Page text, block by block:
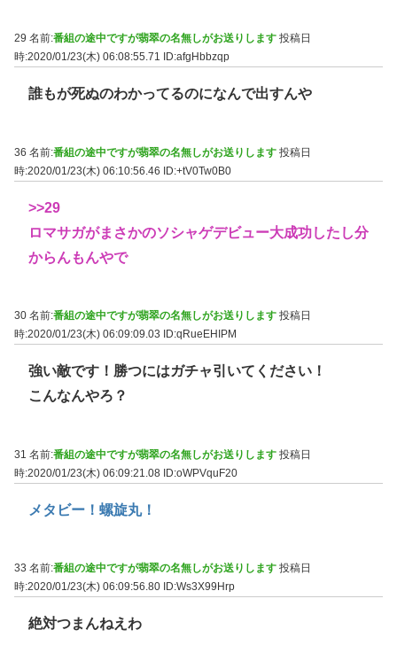
29 名前:番組の途中ですが翡翠の名無しがお送りします 投稿日
時:2020/01/23(木) 06:08:55.71
ID:afgHbbzqp
誰もが死ぬのわかってるのになんで出すんや
36 名前:番組の途中ですが翡翠の名無しがお送りします 投稿日
時:2020/01/23(木) 06:10:56.46 ID:+tV0Tw0B0
>>29
ロマサガがまさかのソシャゲデビュー大成功したし分
からんもんやで
30 名前:番組の途中ですが翡翠の名無しがお送りします 投稿日
時:2020/01/23(木) 06:09:09.03
ID:qRueEHIPM
強い敵です！勝つにはガチャ引いてください！
こんなんやろ？
31 名前:番組の途中ですが翡翠の名無しがお送りします 投稿日
時:2020/01/23(木) 06:09:21.08 ID:oWPVquF20
メタビー！螺旋丸！
33 名前:番組の途中ですが翡翠の名無しがお送りします 投稿日
時:2020/01/23(木) 06:09:56.80 ID:Ws3X99Hrp
絶対つまんねえわ